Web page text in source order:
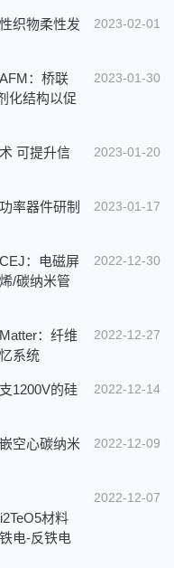
2023-02-01
织物柔性发
2023-01-30
：桥联
化结构以促
2023-01-20
可提升信
2023-01-17
率器件研制
2022-12-30
：电磁屏
/碳纳米管
2022-12-27
：纤维
系统
2022-12-14
1200V的硅
2022-12-09
空心碳纳米
2022-12-07
材料
电-反铁电